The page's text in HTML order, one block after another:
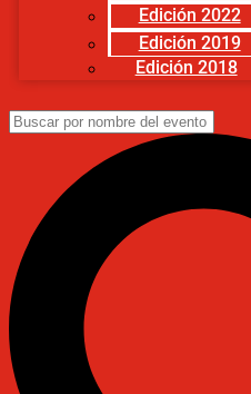
Edición 2022
Edición 2019
Edición 2018